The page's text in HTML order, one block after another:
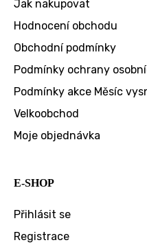
Jak nakupovat
Hodnocení obchodu
Obchodní podmínky
Podmínky ochrany
Podmínky akce Měsíc
Velkoobchod
Moje objednávka
E-SHOP
Přihlásit se
Registrace